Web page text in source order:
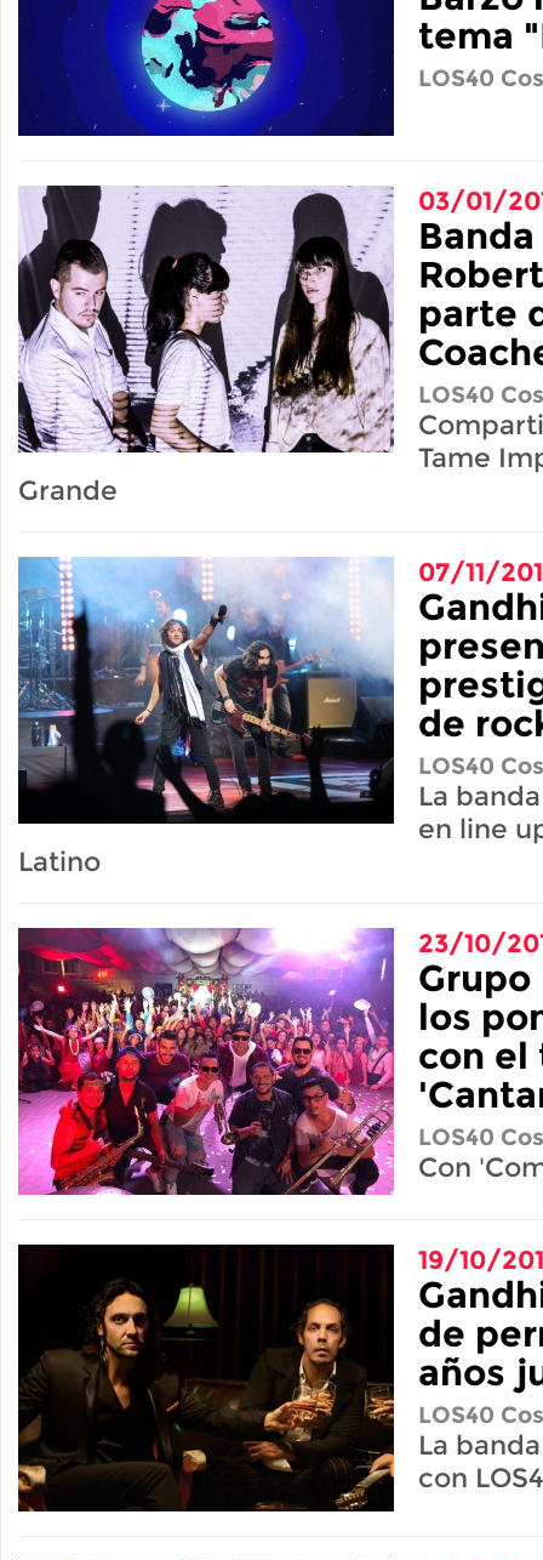
tema
LOS40
03/01/
parte
LOS40
Tame
Grande
07/11/
de
LOS40
La
en line
Latino
23/10/
Grupo
los
con el
LOS40
Con
19/10/
de
años
LOS40
La
con